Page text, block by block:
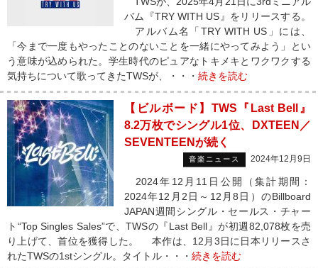
バム『TRY WITH US』をリリースする。
アルバム名「TRY WITH US」には、
「今まで一度もやったことのないことを一緒にやってみよう」とい
う意味が込められた。学生時代のピュアなトキメキとワクワクする
気持ちについて歌ってきたTWSが、・・・ 続きを読む
【ビルボード】TWS『Last Bell』
8.2万枚でシングル1位、DXTEEN／
SEVENTEENが続く
音楽ニュース 2024年12月9日
2024年12月11日公開（集計期間：
2024年12月2日～12月8日）のBillboard
JAPAN週間シングル・セールス・チャー
ト“Top Singles Sales”で、TWSの『Last Bell』が初週82,078枚を売
り上げて、首位を獲得した。 本作は、12月3日に日本リリースさ
れたTWSの1stシングル。タイトル・・・ 続きを読む